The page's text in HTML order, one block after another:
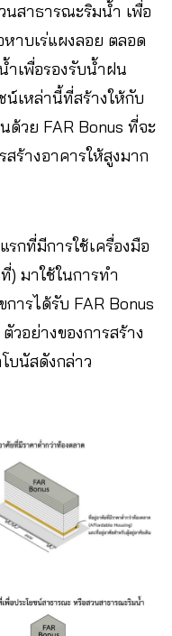
นสาธารณะริมน้ำ เพื่อ
าบเร่แผงลอย ตลอด
เพื่อรองรับน้ำฝน
เหล่านี้ที่สร้างให้กับ
ด้วย FAR Bonus ที่จะ
ร้างอาคารให้สูงมาก
กที่มีการใช้เครื่องมือ
) มาใช้ในการทำ
ารได้รับ FAR Bonus
อย่างของการสร้าง
บนัสดังกล่าว